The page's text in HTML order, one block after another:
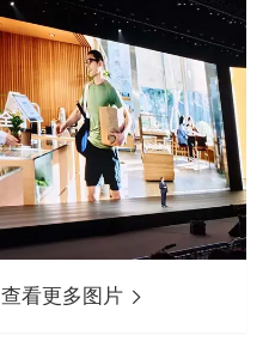
看更多图片